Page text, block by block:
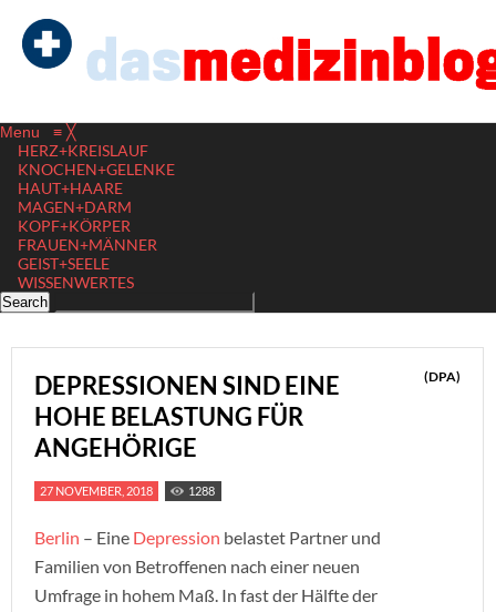
Menu ≡ ╳
HERZ+KREISLAUF
KNOCHEN+GELENKE
HAUT+HAARE
MAGEN+DARM
KOPF+KÖRPER
FRAUEN+MÄNNER
GEIST+SEELE
WISSENWERTES
DEPRESSIONEN SIND EINE
HOHE BELASTUNG FÜR
ANGEHÖRIGE
(DPA)
27 NOVEMBER, 2018 1288
Berlin – Eine Depression belastet Partner und
Familien von Betroffenen nach einer neuen
Umfrage in hohem Maß. In fast der Hälfte der